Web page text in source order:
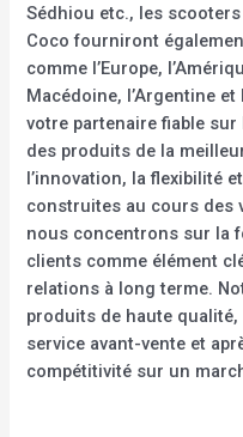
Sédhiou etc., les
Coco fourniront
comme l’Europe,
Macédoine, l’Argentine
votre partenaire fiable
des produits de la
l’innovation, la flexibilité
construites au cours des
nous concentrons sur la
clients comme élément
relations à long terme.
produits de haute
service avant-vente et
compétitivité sur un